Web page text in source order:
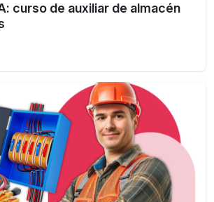
curso de auxiliar de almacén